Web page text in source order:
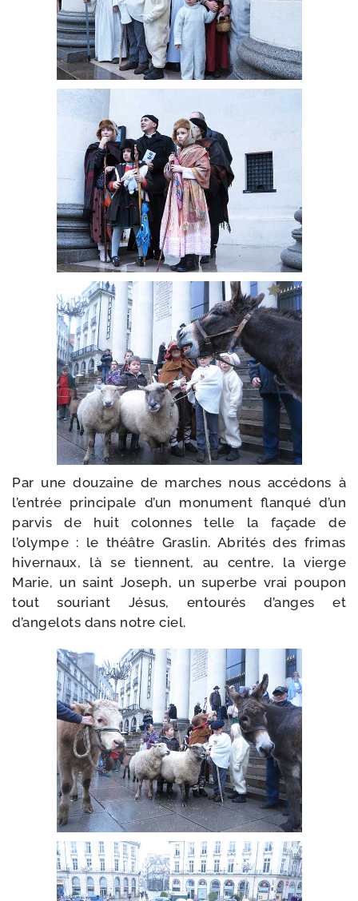
Par une dou­zaine de marches nous accé­dons à
l’entrée prin­ci­pale d’un monu­ment flan­qué d’un
par­vis de huit colonnes telle la façade de
l’olympe : le théâtre Graslin. Abrités des fri­mas
hiver­naux, là se tiennent, au centre, la vierge
Marie, un saint Joseph, un superbe vrai pou­pon
tout sou­riant Jésus, entou­rés d’anges et
d’angelots dans notre ciel.